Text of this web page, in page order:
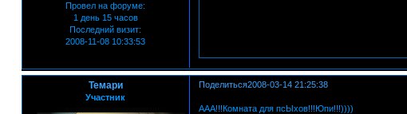
Провел на форуме:
1 день 15 часов
Последний визит:
2008-11-08 10:33:53
Поделиться2008-03-14 21:25:38
Темари
Участник
ААА!!!Комната для псЫхов!!!Юпи!!!))))